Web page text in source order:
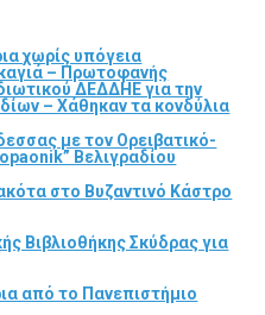
χωρίς υπόγεια
– Πρωτοφανής
ΔΕΔΔΗΕ για την
– Χάθηκαν τα κονδύλια
με τον Ορειβατικό-
Βελιγραδίου
στο Βυζαντινό Κάστρο
Βιβλιοθήκης Σκύδρας για
από το Πανεπιστήμιο